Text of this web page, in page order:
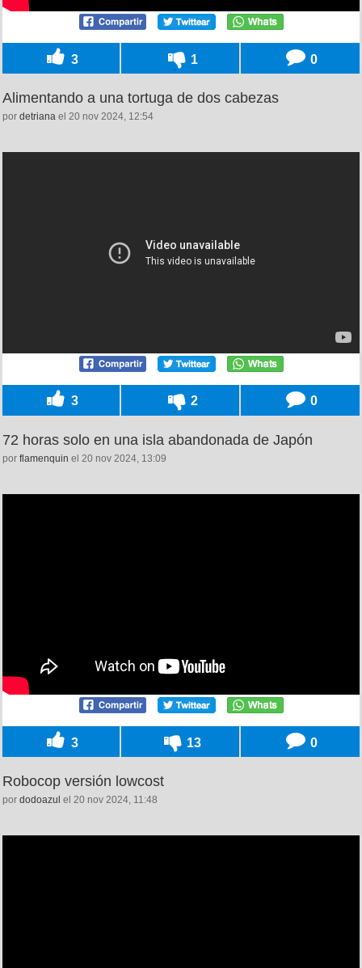
3 1 0
Alimentando a una tortuga de dos cabezas
por detriana el 20 nov 2024, 12:54
3 2 0
72 horas solo en una isla abandonada de Japón
por flamenquin el 20 nov 2024, 13:09
3 13 0
Robocop versión lowcost
por dodoazul el 20 nov 2024, 11:48